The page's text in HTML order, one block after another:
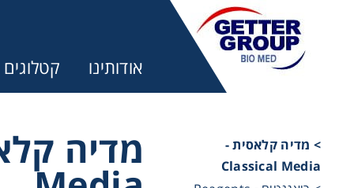
אודותינו קטלוגים
> מדיה קלאסית -
Classical Media